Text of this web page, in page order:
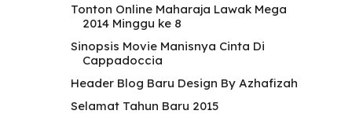
Tonton Online Maharaja Lawak Mega
2014 Minggu ke 8
Sinopsis Movie Manisnya Cinta Di
Cappadoccia
Header Blog Baru Design By Azhafizah
Selamat Tahun Baru 2015